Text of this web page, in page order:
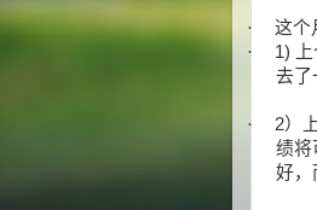
· 这个
·
1)
去了
· 2）
绩将
好，